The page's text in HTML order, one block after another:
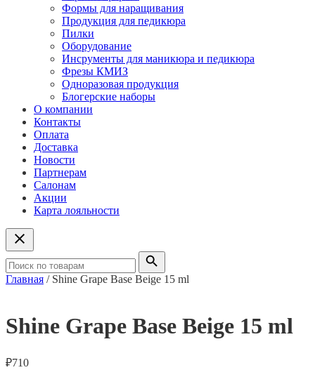
Формы для наращивания
Продукция для педикюра
Пилки
Оборудование
Инсрументы для маникюра и педикюра
Фрезы КМИЗ
Одноразовая продукция
Блогерские наборы
О компании
Контакты
Оплата
Доставка
Новости
Партнерам
Салонам
Акции
Карта лояльности
Главная / Shine Grape Base Beige 15 ml
Shine Grape Base Beige 15 ml
₽710